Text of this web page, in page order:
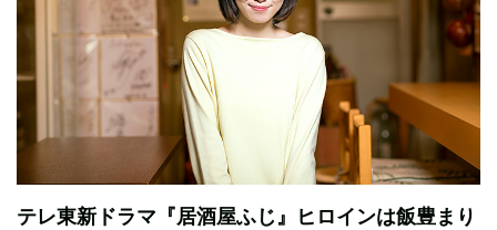
テレ東新ドラマ『居酒屋ふじ』ヒロインは飯豊まり